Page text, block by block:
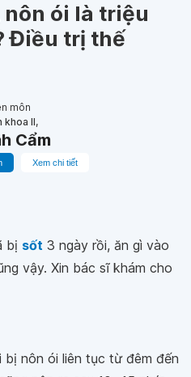
nôn ói là triệu
Điều trị thế
môn
khoa II,
Cẩm
Xem chi tiết
bị sốt 3 ngày rồi, ăn gì vào
vậy. Xin bác sĩ khám cho
nôn ói liên tục từ đêm đến